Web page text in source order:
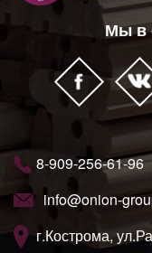
Мы в
8-909-256-61-96
info@onion-
г.Кострома,